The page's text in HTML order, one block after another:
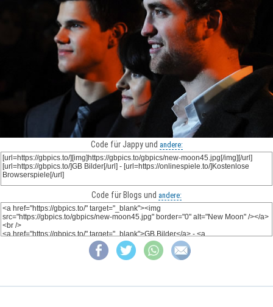
Code für Jappy und andere:
Code für Blogs und andere: